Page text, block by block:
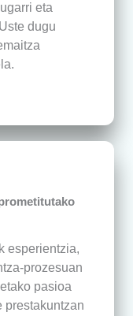
eta
dugu
esperientzia,
prozesuan
pasioa
prestakuntzan